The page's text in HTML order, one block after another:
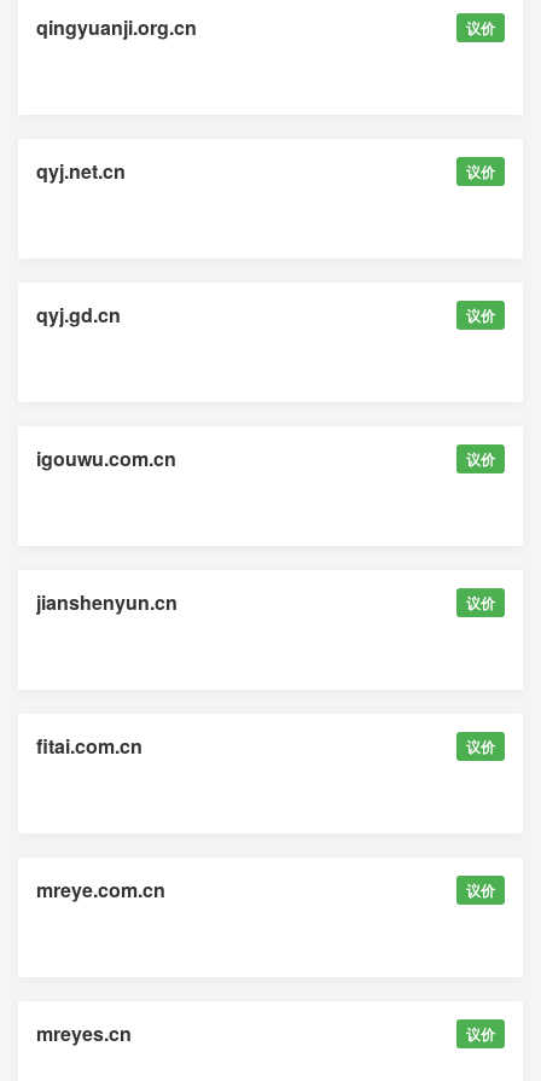
qingyuanji.org.cn 议价
qyj.net.cn 议价
qyj.gd.cn 议价
igouwu.com.cn 议价
jianshenyun.cn 议价
fitai.com.cn 议价
mreye.com.cn 议价
mreyes.cn 议价